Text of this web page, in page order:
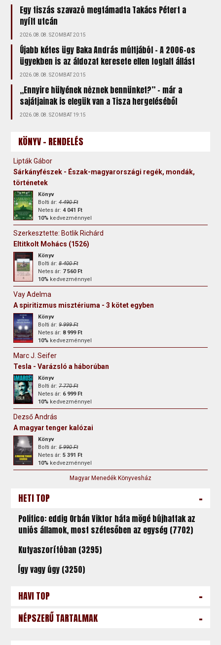
Egy tiszás szavazó megtámadta Takács Pétert a
nyílt utcán
2026.08.08. SZOMBAT 20:15
Újabb kétes ügy Baka András múltjából – A 2006-os
ügyekben is az áldozat keresete ellen foglalt állást
2026.08.08. SZOMBAT 20:15
„Ennyire hülyének nėznek bennünket?” – már a
sajátjainak is elegük van a Tisza hergeléséből
2026.08.08. SZOMBAT 19:15
KÖNYV - RENDELÉS
Lipták Gábor
Sárkányfészek - Észak-magyarországi regék, mondák,
történetek
Könyv
Bolti ár:4 490 Ft
Netes ár:4 041 Ft
10% kedvezménnyel
Szerkesztette: Botlik Richárd
Eltitkolt Mohács (1526)
Könyv
Bolti ár:8 400 Ft
Netes ár: 7 560 Ft
10% kedvezménnyel
Vay Adelma
A spiritizmus misztériuma - 3 kötet egyben
Könyv
Bolti ár:9 999 Ft
Netes ár: 8 999 Ft
10% kedvezménnyel
Marc J. Seifer
Tesla - Varázsló a háborúban
Könyv
Bolti ár:7 770 Ft
Netes ár: 6 999 Ft
10% kedvezménnyel
Dezső András
A magyar tenger kalózai
Könyv
Bolti ár:5 990 Ft
Netes ár:5 391 Ft
10% kedvezménnyel
Magyar Menedék Könyvesház
HETI TOP -
Politico: eddig Orbán Viktor háta mögé bújhattak az
uniós államok, most szétesőben az egység (7702)
Kutyaszorítóban (3295)
Így vagy úgy (3250)
HAVI TOP -
NÉPSZERŰ TARTALMAK -